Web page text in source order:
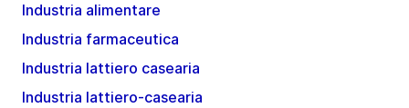
Industria alimentare
Industria farmaceutica
Industria lattiero casearia
Industria lattiero-casearia